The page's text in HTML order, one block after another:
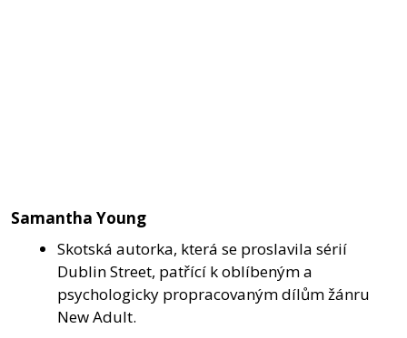
Samantha Young
Skotská autorka, která se proslavila sérií
Dublin Street, patřící k oblíbeným a
psychologicky propracovaným dílům žánru
New Adult.